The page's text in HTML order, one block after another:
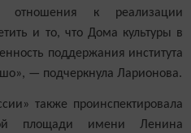
отношения к реализации
и то, что Дома культуры в
поддержания института
— подчеркнула Ларионова.
также проинспектировала
площади имени Ленина